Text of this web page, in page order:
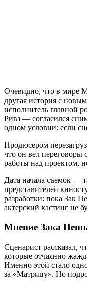
Очевидно, что в мире
другая история с
исполнитель главной
Ривз — согласился
одном условии: если
Продюсером
что он вел переговоры
работы над проектом,
Дата начала съемок —
представителей
разработки: пока Зак
актерский кастинг не
Мнение Зака
Сценарист рассказал,
которые отчаянно
Именно этой стало
за «Матрицу». Но